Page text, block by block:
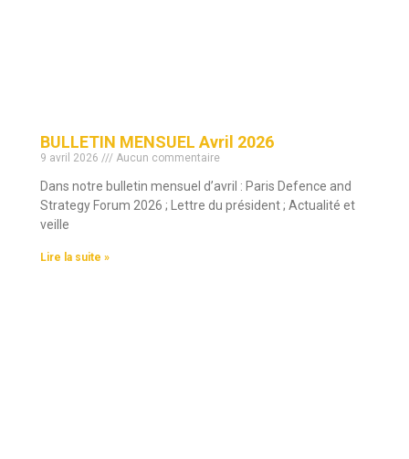
BULLETIN MENSUEL Avril 2026
9 avril 2026 Aucun commentaire
Dans notre bulletin mensuel d’avril : Paris Defence and
Strategy Forum 2026 ; Lettre du président ; Actualité et
veille
Lire la suite »